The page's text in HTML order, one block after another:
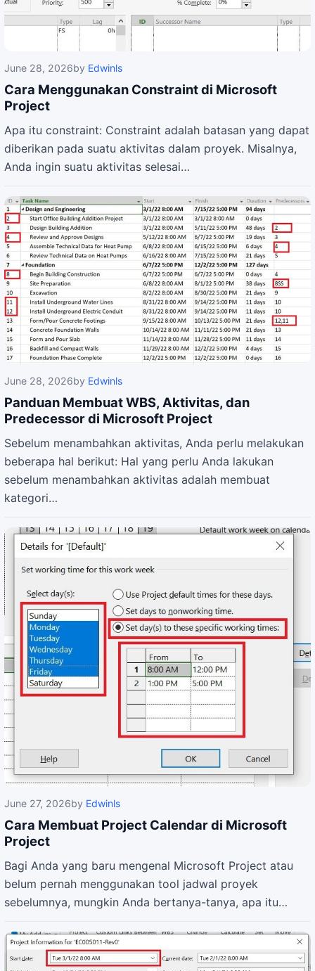
June 28, 2026by Edwinls
Cara Menggunakan Constraint di Microsoft
Project
Apa itu constraint: Constraint adalah batasan yang dapat
diberikan pada suatu aktivitas dalam proyek. Misalnya,
Anda ingin suatu aktivitas selesai…
June 28, 2026by Edwinls
Panduan Membuat WBS, Aktivitas, dan
Predecessor di Microsoft Project
Sebelum menambahkan aktivitas, Anda perlu melakukan
beberapa hal berikut: Hal yang perlu Anda lakukan
sebelum menambahkan aktivitas adalah membuat
kategori…
June 27, 2026by Edwinls
Cara Membuat Project Calendar di Microsoft
Project
Bagi Anda yang baru mengenal Microsoft Project atau
belum pernah menggunakan tool jadwal proyek
sebelumnya, mungkin Anda bertanya-tanya, apa itu…